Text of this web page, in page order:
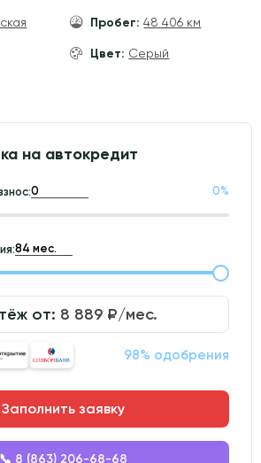
Пробег: 48 406 км
Цвет: Серый
на автокредит
0%
от: 8 889₽/мес.
98% одобрения
Заполнить заявку
📞 8 (863) 206-68-68